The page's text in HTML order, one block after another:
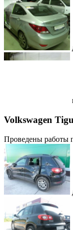
Volkswagen
Проведены работы